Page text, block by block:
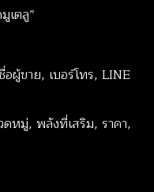
เตลู”
ผู้ขาย, เบอร์โทร, LINE
หมู่, พลังที่เสริม, ราคา,